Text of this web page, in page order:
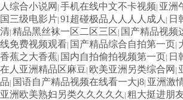
人综合小说网 | 手机在线中文不卡视频| 亚洲
国三级电影片| 91超碰极品人人人人成人 | 日
清| 精品黑丝袜一区二区三区| 国产精品视频
线免费视频观看| 国产精品综合自拍第一页|
香蕉之大香蕉| 国内自拍偷拍视频第一页| 日
在人亚洲精品区麻豆 | 欧美亚洲另类综合网 |
品| 国语自产精品视频在线看一大j8| 亚洲激
亚洲欧美熟妇另类久久久久久 | 粗大挺进朋